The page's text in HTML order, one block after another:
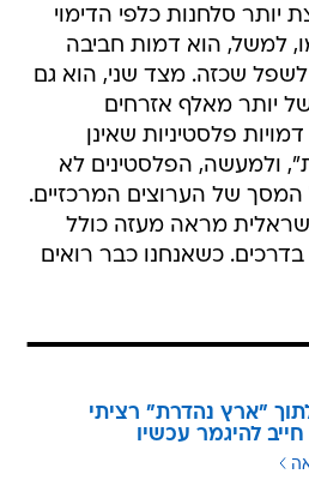
סלחנות כלפי הדימוי
למשל, הוא דמות חביבה
שכזה. מצד שני, הוא גם
יותר מאלף אזרחים
פלסטיניות שאינן
ולמעשה, הפלסטינים לא
של הערוצים המרכזיים.
מראה מעזה כולל
בדרכים. כשאנחנו כבר רואים
לתוך "ארץ נהדרת" רציתי
להיגמר עכשיו